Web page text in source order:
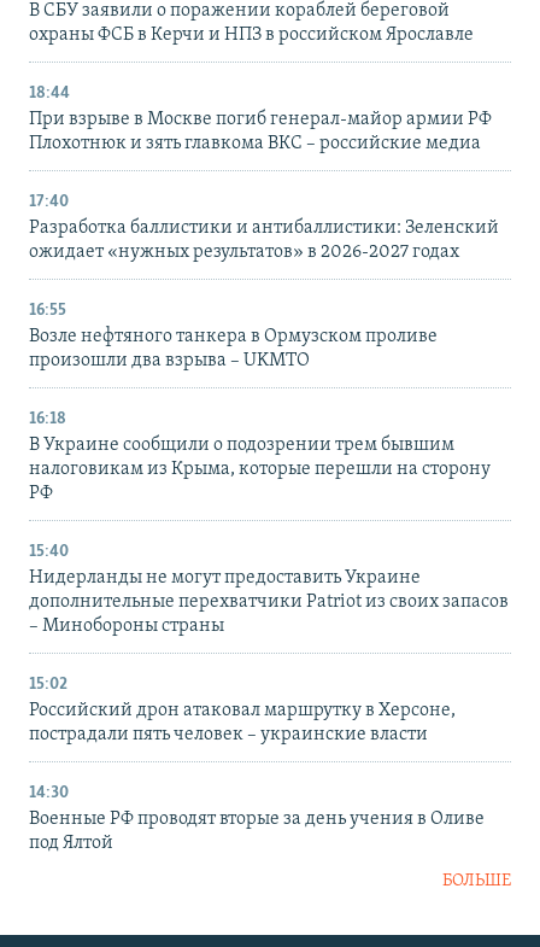
В СБУ заявили о поражении кораблей береговой
охраны ФСБ в Керчи и НПЗ в российском Ярославле
18:44
При взрыве в Москве погиб генерал-майор армии РФ
Плохотнюк и зять главкома ВКС – российские медиа
17:40
Разработка баллистики и антибаллистики: Зеленский
ожидает «нужных результатов» в 2026-2027 годах
16:55
Возле нефтяного танкера в Ормузском проливе
произошли два взрыва – UKMTO
16:18
В Украине сообщили о подозрении трем бывшим
налоговикам из Крыма, которые перешли на сторону
РФ
15:40
Нидерланды не могут предоставить Украине
дополнительные перехватчики Patriot из своих запасов
– Минобороны страны
15:02
Российский дрон атаковал маршрутку в Херсоне,
пострадали пять человек – украинские власти
14:30
Военные РФ проводят вторые за день учения в Оливе
под Ялтой
БОЛЬШЕ